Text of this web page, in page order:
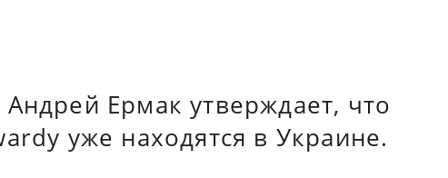
Ермак утверждает, что
уже находятся в Украине.